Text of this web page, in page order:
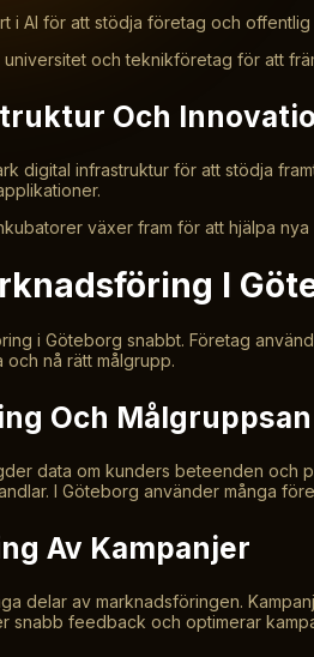
i AI för att stödja företag och
och teknikföretag för att
Och
digital infrastruktur för att stödja
växer fram för att hjälpa
I
i Göteborg snabbt. Företag
nå rätt målgrupp.
Och
data om kunders beteenden och
I Göteborg använder många
Av Kampanjer
delar av marknadsföringen.
snabb feedback och optimerar